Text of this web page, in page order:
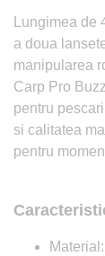
Lungimea
a doua
manipularea
Carp Pro
pentru
si calitatea
pentru